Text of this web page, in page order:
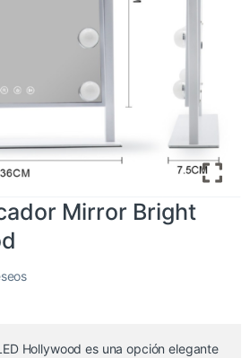
Mirror Bright
Hollywood es una opción elegante